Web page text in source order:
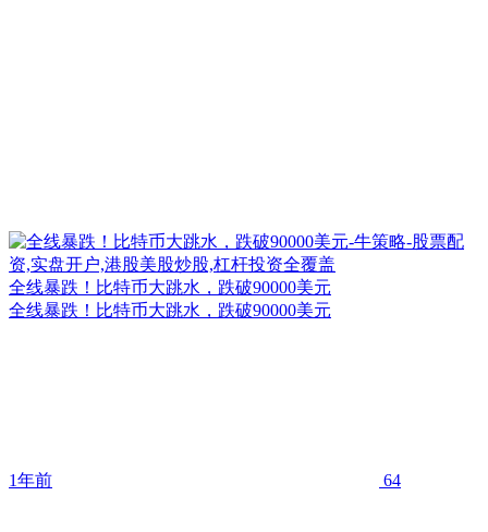
全线暴跌！比特币大跳水，跌破90000美元
全线暴跌！比特币大跳水，跌破90000美元
1年前 64